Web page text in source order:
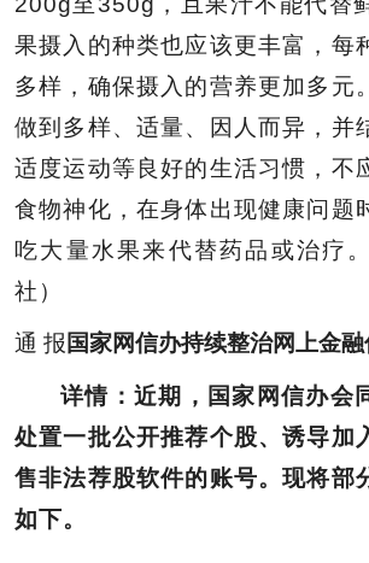
果摄入的种类也应该更丰富，每
多样，确保摄入的营养更加多元
做到多样、适量、因人而异，并
适度运动等良好的生活习惯，不
食物神化，在身体出现健康问题
吃大量水果来代替药品或治疗
社）
通 报国家网信办持续整治网上金
详情：近期，国家网信办会
处置一批公开推荐个股、诱导加
售非法荐股软件的账号。现将部
如下。